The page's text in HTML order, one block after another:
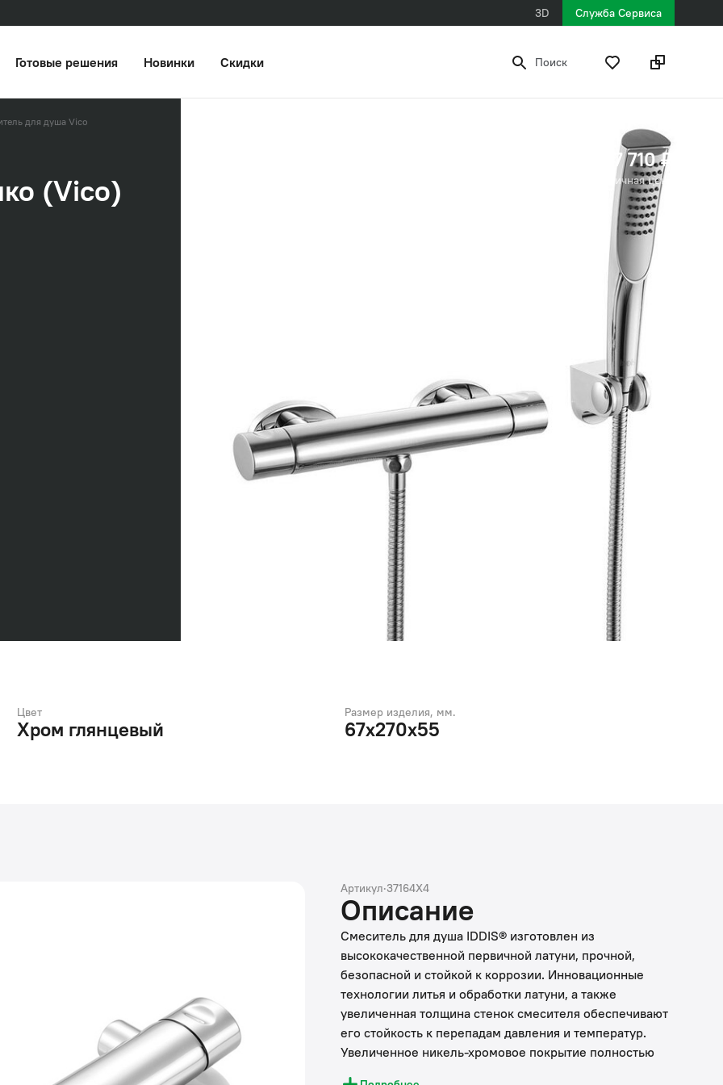
3D Служба Сервиса
Готовые решения Новинки Скидки Поиск
для душа Vico
(Vico)
7 710 ₽
рекомендованная розничная цена
Цвет
Хром глянцевый
Размер изделия, мм.
67x270x55
Артикул·37164X4
Описание
Смеситель для душа IDDIS® изготовлен из
высококачественной первичной латуни, прочной,
безопасной и стойкой к коррозии. Инновационные
технологии литья и обработки латуни, а также
увеличенная толщина стенок смесителя обеспечивают
его стойкость к перепадам давления и температур.
Увеличенное никель-хромовое покрытие полностью